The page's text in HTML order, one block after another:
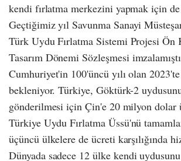
kendi fırlatma merkezini yapmak için
Geçtiğimiz yıl Savunma Sanayi
Türk Uydu Fırlatma Sistemi Projesi Ön
Tasarım Dönemi Sözleşmesi
Cumhuriyet'in 100'üncü yılı olan
bekleniyor. Türkiye, Göktürk-2
gönderilmesi için Çin'e 20 milyon dolar
Türkiye Uydu Fırlatma Üssü'nü
üçüncü ülkelere de ücreti karşılığında
Dünyada sadece 12 ülke kendi